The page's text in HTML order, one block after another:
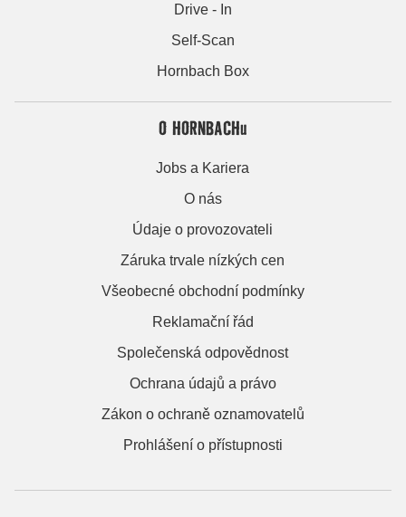
Drive - In
Self-Scan
Hornbach Box
O HORNBACHu
Jobs a Kariera
O nás
Údaje o provozovateli
Záruka trvale nízkých cen
Všeobecné obchodní podmínky
Reklamační řád
Společenská odpovědnost
Ochrana údajů a právo
Zákon o ochraně oznamovatelů
Prohlášení o přístupnosti